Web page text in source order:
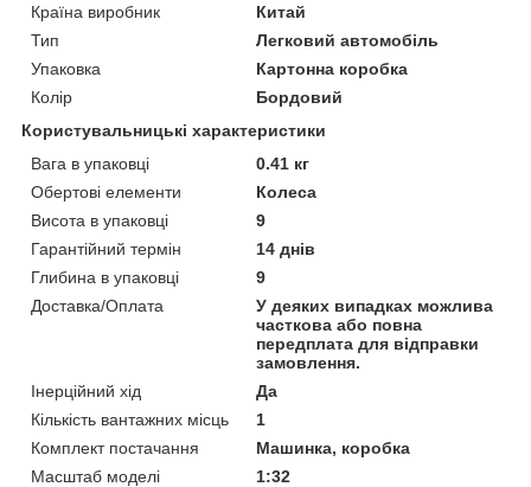
Країна виробник
Китай
Тип
Легковий автомобіль
Упаковка
Картонна коробка
Колір
Бордовий
Користувальницькі характеристики
Вага в упаковці
0.41 кг
Обертові елементи
Колеса
Висота в упаковці
9
Гарантійний термін
14 днів
Глибина в упаковці
9
Доставка/Оплата
У деяких випадках можлива
часткова або повна
передплата для відправки
замовлення.
Інерційний хід
Да
Кількість вантажних місць
1
Комплект постачання
Машинка, коробка
Масштаб моделі
1:32